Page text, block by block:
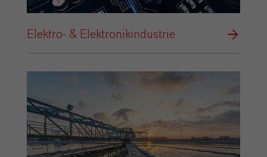
Elektro- & Elektronikindustrie